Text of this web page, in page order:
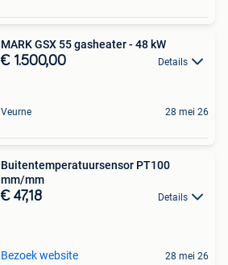
MARK GSX 55 gasheater - 48 kW
€ 1.500,00 Details
Veurne 28 mei 26
Buitentemperatuursensor PT100
mm/mm
€ 47,18 Details
Bezoek website 28 mei 26